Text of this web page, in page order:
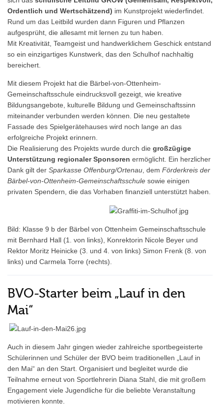
Ordentlich und Wertschätzend) im Kunstprojekt wiederfindet.
Rund um das Leitbild wurden dann Figuren und Pflanzen
aufgesprüht, die allesamt mit lernen zu tun haben.
Mit Kreativität, Teamgeist und handwerklichem Geschick entstand
so ein einzigartiges Kunstwerk, das den Schulhof nachhaltig
bereichert.
Mit diesem Projekt hat die Bärbel-von-Ottenheim-
Gemeinschaftsschule eindrucksvoll gezeigt, wie kreative
Bildungsangebote, kulturelle Bildung und Gemeinschaftssinn
miteinander verbunden werden können. Die neu gestaltete
Fassade des Spielgerätehauses wird noch lange an das
erfolgreiche Projekt erinnern.
Die Realisierung des Projekts wurde durch die großzügige
Unterstützung regionaler Sponsoren ermöglicht. Ein herzlicher
Dank gilt der Sparkasse Offenburg/Ortenau, dem Förderkreis der
Bärbel-von-Ottenheim-Gemeinschaftsschule sowie einigen
privaten Spendern, die das Vorhaben finanziell unterstützt haben.
Bild: Klasse 9 b der Bärbel von Ottenheim Gemeinschaftsschule
mit Bernhard Hall (1. von links), Konrektorin Nicole Beyer und
Rektor Moritz Heinicke (3. und 4. von links) Simon Frenk (8. von
links) und Carmela Torre (rechts).
BVO-Starter beim „Lauf in den
Mai“
Auch in diesem Jahr gingen wieder zahlreiche sportbegeisterte
Schülerinnen und Schüler der BVO beim traditionellen „Lauf in
den Mai“ an den Start. Organisiert und begleitet wurde die
Teilnahme erneut von Sportlehrerin Diana Stahl, die mit großem
Engagement viele Jugendliche für die beliebte Veranstaltung
motivieren konnte.